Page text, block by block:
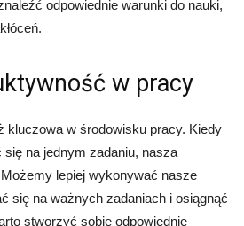
odpowiednie warunki do nauki,
w pracy
kluczowa w środowisku pracy. Kiedy
na jednym zadaniu, nasza
lepiej wykonywać nasze
się na ważnych zadaniach i osiągnąć
stworzyć sobie odpowiednie